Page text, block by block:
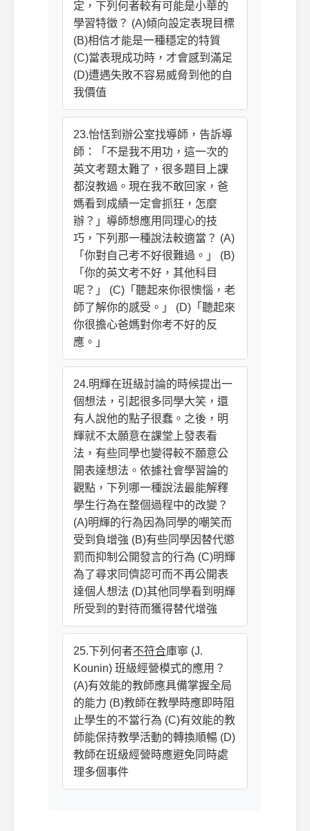
定，下列何者較有可能是小華的
學習特徵？ (A)傾向設定表現目標
(B)相信才能是一種穩定的特質
(C)當表現成功時，才會感到滿足
(D)遭遇失敗不容易威脅到他的自
我價值
23.怡恬到辦公室找導師，告訴導
師：「不是我不用功，這一次的
英文考題太難了，很多題目上課
都沒教過。現在我不敢回家，爸
媽看到成績一定會抓狂，怎麼
辦？」導師想應用同理心的技
巧，下列那一種說法較適當？ (A)
「你對自己考不好很難過。」 (B)
「你的英文考不好，其他科目
呢？」 (C)「聽起來你很懊惱，老
師了解你的感受。」 (D)「聽起來
你很擔心爸媽對你考不好的反
應。」
24.明輝在班級討論的時候提出一
個想法，引起很多同學大笑，還
有人說他的點子很蠢。之後，明
輝就不太願意在課堂上發表看
法，有些同學也變得較不願意公
開表達想法。依據社會學習論的
觀點，下列哪一種說法最能解釋
學生行為在整個過程中的改變？
(A)明輝的行為因為同學的嘲笑而
受到負增強 (B)有些同學因替代懲
罰而抑制公開發言的行為 (C)明輝
為了尋求同儕認可而不再公開表
達個人想法 (D)其他同學看到明輝
所受到的對待而獲得替代增強
25.下列何者不符合庫寧 (J.
Kounin) 班級經營模式的應用？
(A)有效能的教師應具備掌握全局
的能力 (B)教師在教學時應即時阻
止學生的不當行為 (C)有效能的教
師能保持教學活動的轉換順暢 (D)
教師在班級經營時應避免同時處
理多個事件